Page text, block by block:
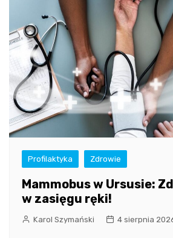
Profilaktyka Zdrowie
Mammobus w Ursusie:
w zasięgu ręki!
Karol Szymański 4 sierpnia